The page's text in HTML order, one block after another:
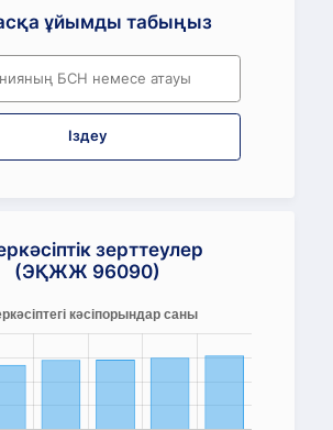
ұйымды табыңыз
Іздеу
зерттеулер
(ЭҚЖЖ 96090)